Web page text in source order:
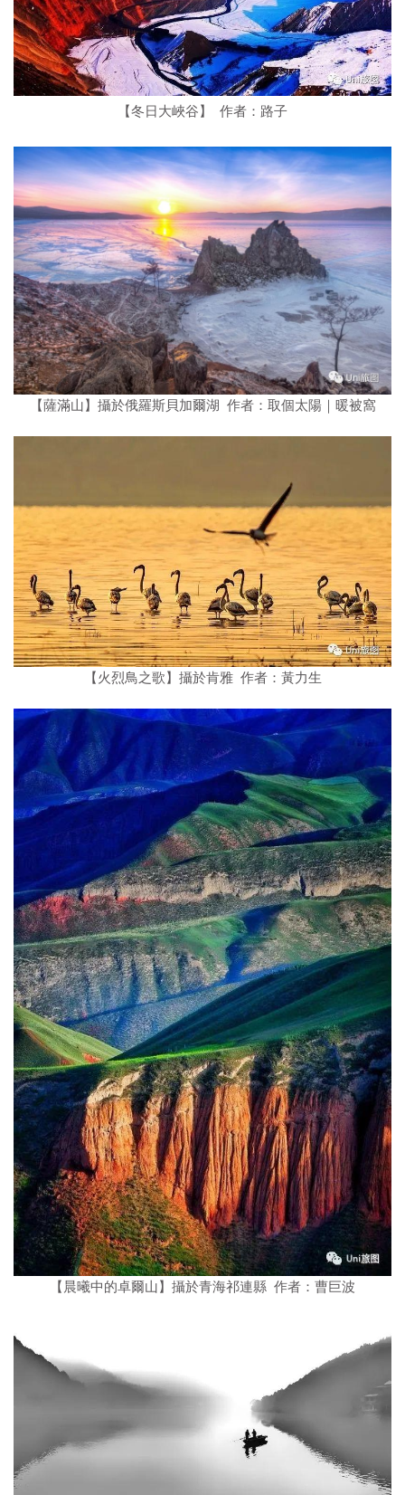
【冬日大峽谷】 作者：路子
【薩滿山】攝於俄羅斯貝加爾湖 作者：取個太陽｜暖被窩
【火烈鳥之歌】攝於肯雅 作者：黃力生
【晨曦中的卓爾山】攝於青海祁連縣 作者：曹巨波